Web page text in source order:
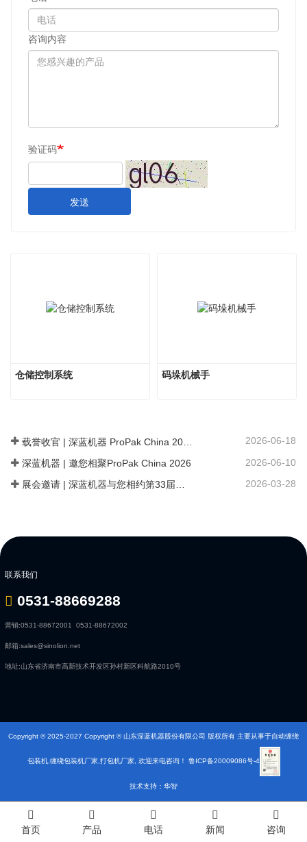
咨询内容
验证码
发送
仓储控制系统 码垛机械手
2026-06-18
深蓝机器 | 邀您相聚ProPak China 2026 2026-06-10
展会邀请 | 深蓝机器与您相约第33届生活用纸国际科技展览会 2026-03-28
联系我们
0531-88669288
营销:0531-88672001 0531-88672002
邮箱:sales@sinolion.net
地址:山东省济南市高新技术开发区孙村新区科航路2010号
Copyright © 2025-2027 Copyright © 山东深蓝机器股份有限公司 版权所有 主要从事于自动缠绕
包装机,缠绕包装机厂家,打包机厂家, 欢迎来电咨询！ 鲁ICP备20009086号-4
技术支持：华智
首页 产品 电话 新闻 咨询